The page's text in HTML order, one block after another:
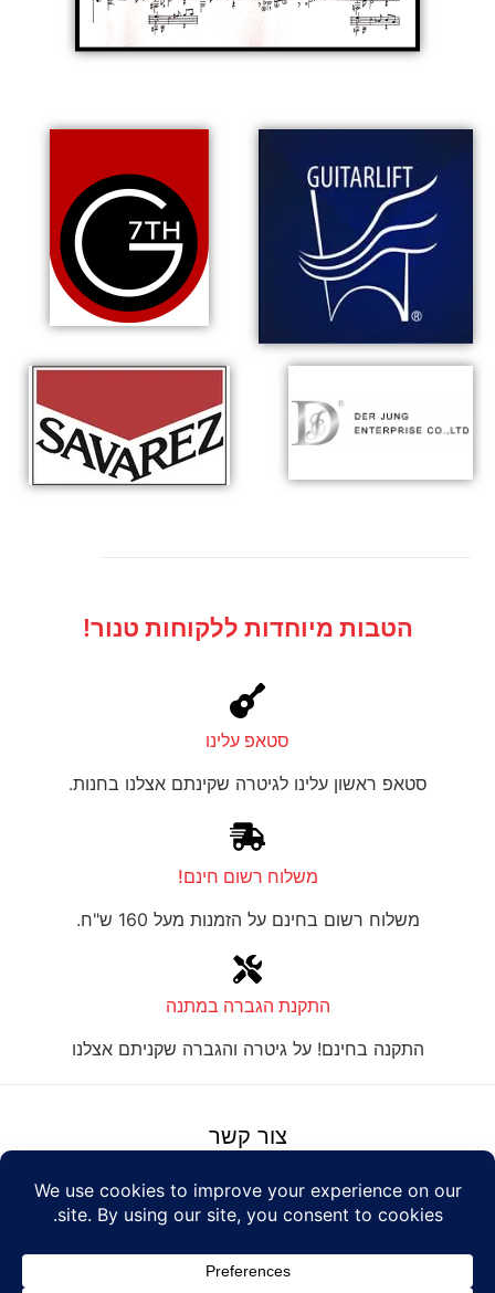
הטבות מיוחדות ללקוחות טנור!
סטאפ עלינו
סטאפ ראשון עלינו לגיטרה שקינתם אצלנו בחנות.
משלוח רשום חינם!
משלוח רשום בחינם על הזמנות מעל 160 ש"ח.
התקנת הגברה במתנה
התקנה בחינם! על גיטרה והגברה שקניתם אצלנו
צור קשר
על טנור
© Tenor Music
Design: Eshel